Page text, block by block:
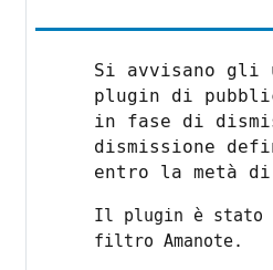
Si avvisano
plugin di
in fase di
dismissione
entro la metà
Il plugin è stato
filtro Amanote.